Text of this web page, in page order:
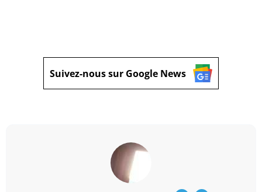
Suivez-nous sur Google News